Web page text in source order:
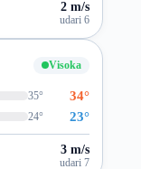
2 m/s
udari 6
Visoka
35° 34°
24° 23°
3 m/s
udari 7